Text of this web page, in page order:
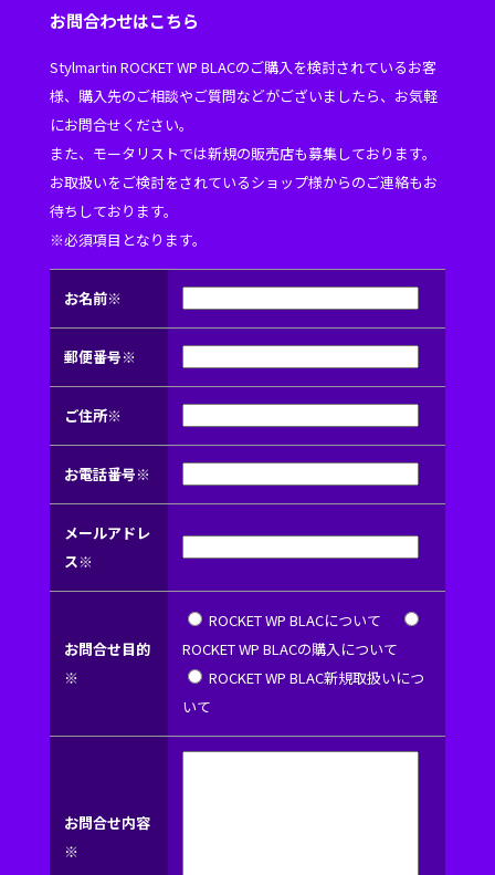
お問合わせはこちら
Stylmartin ROCKET WP BLACのご購入を検討されているお客
様、購入先のご相談やご質問などがございましたら、お気軽
にお問合せください。
また、モータリストでは新規の販売店も募集しております。
お取扱いをご検討をされているショップ様からのご連絡もお
待ちしております。
※必須項目となります。
お名前※
郵便番号※
ご住所※
お電話番号※
メールアドレ
ス※
お問合せ目的
※
ROCKET WP BLACについて
ROCKET WP BLACの購入について
ROCKET WP BLAC新規取扱いにつ
いて
お問合せ内容
※